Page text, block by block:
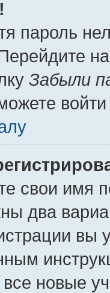
пароль
Забыли
свои имя
два
вы
новые